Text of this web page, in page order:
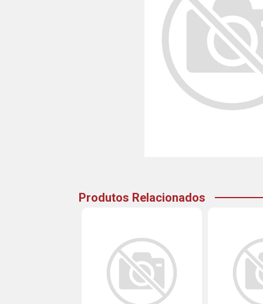
Produtos Relacionados